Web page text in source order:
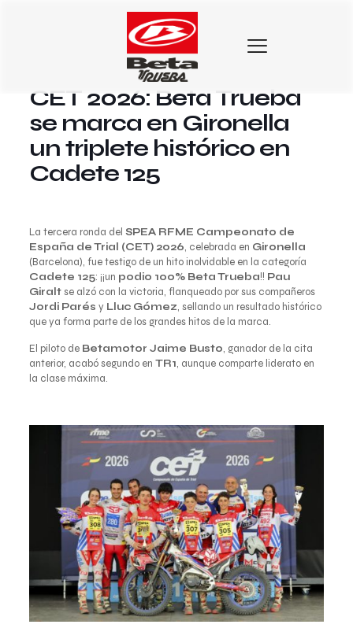
CET 2026: Beta Trueba
se marca en Gironella
un triplete histórico en
Cadete 125
La tercera ronda del SPEA RFME Campeonato de
España de Trial (CET) 2026, celebrada en Gironella
(Barcelona), fue testigo de un hito inolvidable en la categoría
Cadete 125: ¡¡un podio 100% Beta Trueba!! Pau
Giraltse alzó con la victoria, flanqueado por sus compañeros
Jordi Parés y Lluc Gómez, sellando un resultado histórico
que ya forma parte de los grandes hitos de la marca.
El piloto de Betamotor Jaime Busto, ganador de la cita
anterior, acabó segundo en TR1, aunque comparte liderato en
la clase máxima.